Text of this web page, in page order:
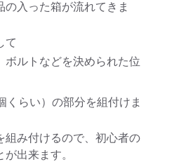
の入った箱が流れてきま
て
ボルトなどを決められた位
くらい）の部分を組付けま
組み付けるので、初心者の
出来ます。